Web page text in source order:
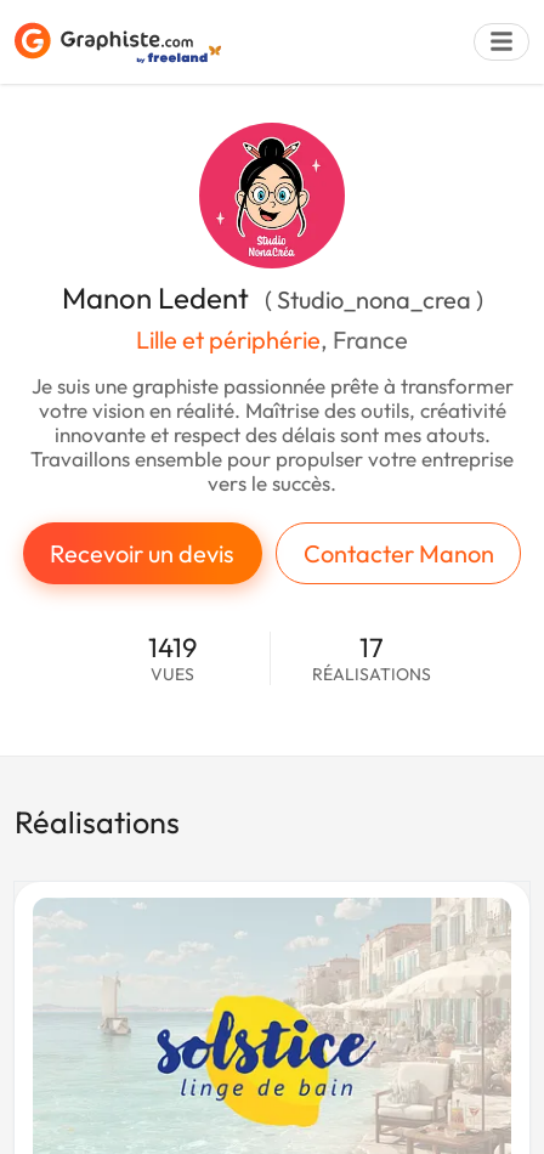
Manon Ledent ( Studio_nona_crea )
Lille et périphérie, France
Je suis une graphiste passionnée prête à transformer
votre vision en réalité. Maîtrise des outils, créativité
innovante et respect des délais sont mes atouts.
Travaillons ensemble pour propulser votre entreprise
vers le succès.
Recevoir un devis Contacter Manon
1419
VUES
17
RÉALISATIONS
Réalisations